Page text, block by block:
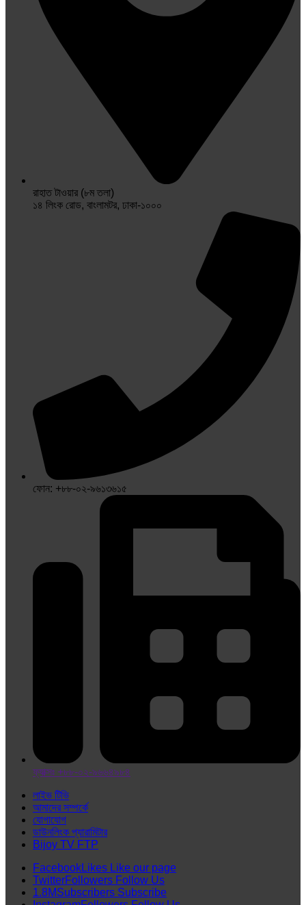
রাহাত টাওয়ার (৮ম তলা)
১৪ লিংক রোড, বাংলামটর, ঢাকা-১০০০
ফোন: +৮৮-০২-৯৬১৩৬১৫
ফ্যাক্সঃ +৮৮-০২-৯৬৬৪৯৮৪
লাইভ টিভি
আমাদের সম্পর্কে
যোগাযোগ
ডাউনলিংক প্যারামিটার
Bijoy TV FTP
FacebookLikes Like our page
TwitterFollowers Follow Us
1.8MSubscribers Subscribe